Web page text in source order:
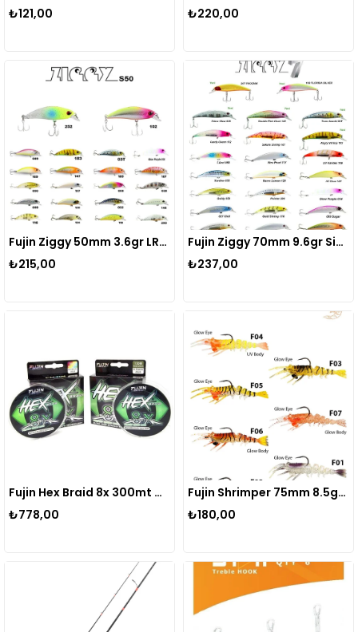
₺121,00
₺220,00
Fujin Ziggy 50mm 3.6gr LRF Maket Balık
₺215,00
Fujin Ziggy 70mm 9.6gr Sinking LRF Maket Balık
₺237,00
Fujin Hex Braid 8x 300mt Multicolor PE İp Misina
₺778,00
Fujin Shrimper 75mm 8.5gr Silikon Karides
₺180,00